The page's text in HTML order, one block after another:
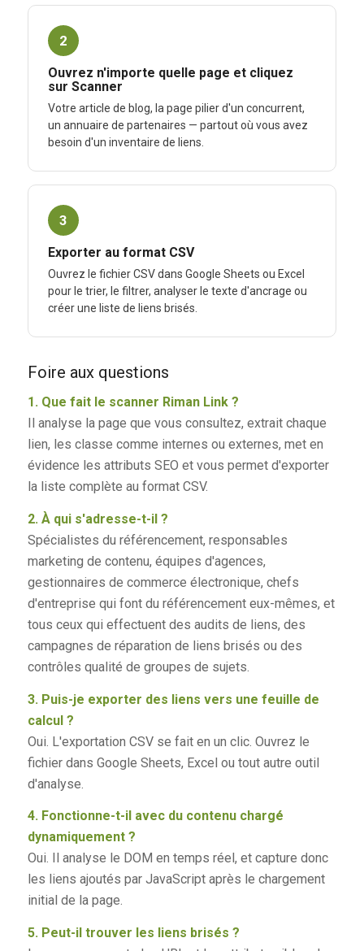
2
Ouvrez n'importe quelle page et cliquez
sur Scanner
Votre article de blog, la page pilier d'un concurrent,
un annuaire de partenaires — partout où vous avez
besoin d'un inventaire de liens.
3
Exporter au format CSV
Ouvrez le fichier CSV dans Google Sheets ou Excel
pour le trier, le filtrer, analyser le texte d'ancrage ou
créer une liste de liens brisés.
Foire aux questions
1. Que fait le scanner Riman Link ?
Il analyse la page que vous consultez, extrait chaque
lien, les classe comme internes ou externes, met en
évidence les attributs SEO et vous permet d'exporter
la liste complète au format CSV.
2. À qui s'adresse-t-il ?
Spécialistes du référencement, responsables
marketing de contenu, équipes d'agences,
gestionnaires de commerce électronique, chefs
d'entreprise qui font du référencement eux-mêmes, et
tous ceux qui effectuent des audits de liens, des
campagnes de réparation de liens brisés ou des
contrôles qualité de groupes de sujets.
3. Puis-je exporter des liens vers une feuille de
calcul ?
Oui. L'exportation CSV se fait en un clic. Ouvrez le
fichier dans Google Sheets, Excel ou tout autre outil
d'analyse.
4. Fonctionne-t-il avec du contenu chargé
dynamiquement ?
Oui. Il analyse le DOM en temps réel, et capture donc
les liens ajoutés par JavaScript après le chargement
initial de la page.
5. Peut-il trouver les liens brisés ?